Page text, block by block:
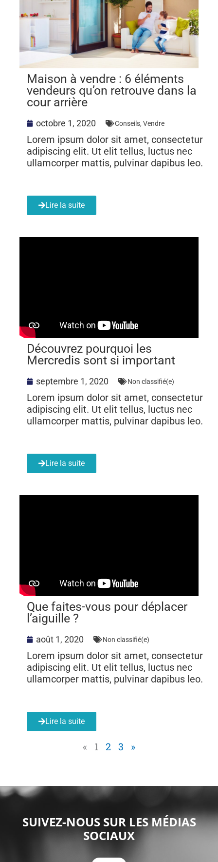
Maison à vendre : 6 éléments
vendeurs qu’on retrouve dans la
cour arrière
octobre 1, 2020 Conseils, Vendre
Lorem ipsum dolor sit amet, consectetur
adipiscing elit. Ut elit tellus, luctus nec
ullamcorper mattis, pulvinar dapibus leo.
Lire la suite
Découvrez pourquoi les
Mercredis sont si important
septembre 1, 2020 Non classifié(e)
Lorem ipsum dolor sit amet, consectetur
adipiscing elit. Ut elit tellus, luctus nec
ullamcorper mattis, pulvinar dapibus leo.
Lire la suite
Que faites-vous pour déplacer
l’aiguille ?
août 1, 2020 Non classifié(e)
Lorem ipsum dolor sit amet, consectetur
adipiscing elit. Ut elit tellus, luctus nec
ullamcorper mattis, pulvinar dapibus leo.
Lire la suite
« 1 2 3 »
SUIVEZ-NOUS SUR LES MÉDIAS
SOCIAUX